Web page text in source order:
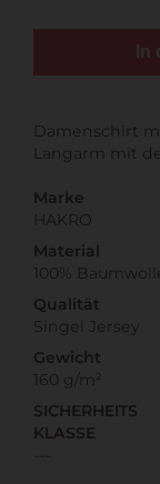
In
Damenschirt
Langarm mit
Marke
HAKRO
Material
100%
Qualität
Singel Jersey
Gewicht
160 g/m²
SICHERHEITS
KLASSE